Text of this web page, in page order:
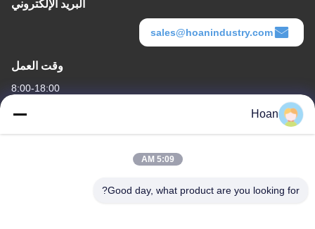
البريد الإلكتروني
sales@hoanindustry.com
وقت العمل
8:00-18:00
عنواننا Hoan
5:09 AM
Good day, what product are you looking for?